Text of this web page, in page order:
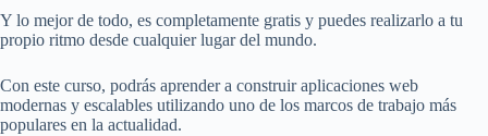
Y lo mejor de todo, es completamente gratis y puedes realizarlo a tu
propio ritmo desde cualquier lugar del mundo.
Con este curso, podrás aprender a construir aplicaciones web
modernas y escalables utilizando uno de los marcos de trabajo más
populares en la actualidad.